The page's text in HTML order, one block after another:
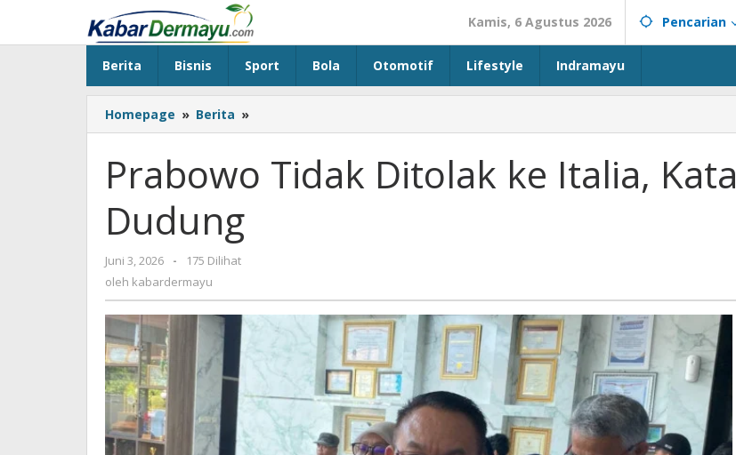
konten
Kamis, 6 Agustus 2026 Pencarian
Berita Bisnis Sport Bola Otomotif Lifestyle Indramayu
Homepage » Berita »
Tidak
ke
Italia,
Prabowo Tidak Ditolak ke Italia, Kata
Dudung
Juni 3, 2026
oleh
kabardermayu
-
175 Dilihat
oleh kabardermayu